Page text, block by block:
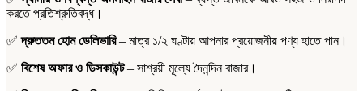
করতে প্রতিশ্রুতিবদ্ধ।
✅দ্রুততম হোম ডেলিভারি– মাত্র ১/২ ঘণ্টায় আপনার প্রয়োজনীয় পণ্য হাতে পান।
✅ বিশেষ অফার ও ডিসকাউন্ট– সাশ্রয়ী মূল্যে দৈনন্দিন বাজার।